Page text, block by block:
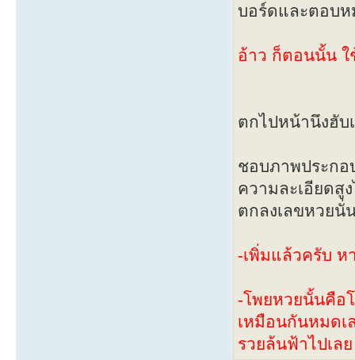
บอร์ดและตอบ
อ้าว ก็ตอนนั้น ใ
ตกไปหน้านึงฮับ
ชอบภาพประกอ
ความละเอียดสู
ตกลงเลขหวยนั่
-เพิ่มแล้วครับ ห
-โพยหวยนั้นคือ
เหมือนกันหมดเ
รวยล้นฟ้าไปเล